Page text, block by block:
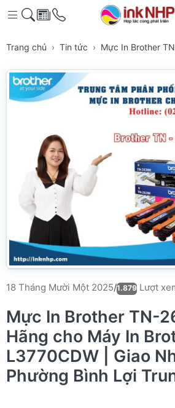
Trang chủ Tin tức Mực In Brother
18 Tháng Mười Một 2025/1.879 Lượt
Mực In Brother TN-
Hãng cho Máy In
L3770CDW | Giao
Phường Bình Lợi